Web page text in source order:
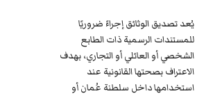
يُعد تصديق الوثائق إجراءً ضروريًا
للمستندات الرسمية ذات الطابع
الشخصي أو العائلي أو التجاري، بهدف
الاعتراف بصحتها القانونية عند
استخدامها داخل سلطنة عُمان أو